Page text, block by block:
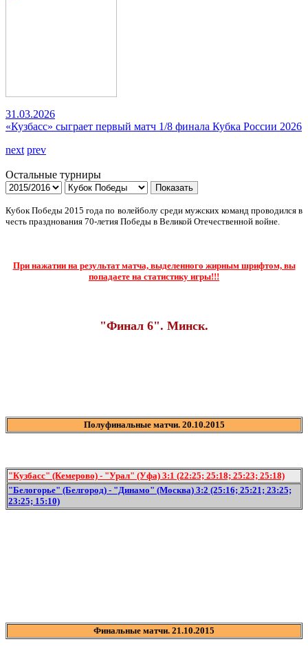
31.03.2026
«Кузбасс» сыграет первый матч 1/8 финала Кубка России 2026
next prev
Остальные турниры
Показать
Кубок Победы 2015 года по волейболу среди мужских команд проводился в
честь празднования 70-летия Победы в Великой Отечественной войне.
При нажатии на результат матча, выделенного жирным шрифтом, вы
попадаете на статистику игры!!!
"Финал 6". Минск.
Полуфинальные матчи. 20.10.2015
"Кузбасс" (Кемерово) - "Урал" (Уфа) 3:1 (22:25; 25:18; 25:23; 25:18)
"Белогорье" (Белгород) - "Динамо" (Москва) 3:2 (25:16; 25:21; 23:25;
23:25; 15:10)
Финальные матчи. 21.10.2015